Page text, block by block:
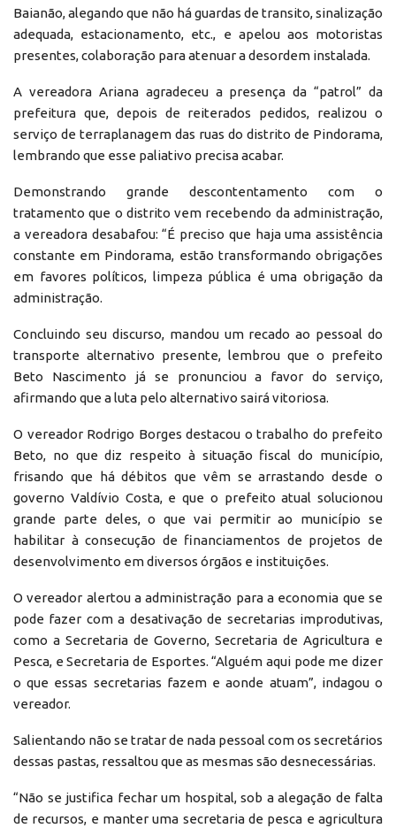
Baianão, alegando que não há guardas de transito, sinalização
adequada, estacionamento, etc., e apelou aos motoristas
presentes, colaboração para atenuar a desordem instalada.
A vereadora Ariana agradeceu a presença da “patrol” da
prefeitura que, depois de reiterados pedidos, realizou o
serviço de terraplanagem das ruas do distrito de Pindorama,
lembrando que esse paliativo precisa acabar.
Demonstrando grande descontentamento com o
tratamento que o distrito vem recebendo da administração,
a vereadora desabafou: “É preciso que haja uma assistência
constante em Pindorama, estão transformando obrigações
em favores políticos, limpeza pública é uma obrigação da
administração.
Concluindo seu discurso, mandou um recado ao pessoal do
transporte alternativo presente, lembrou que o prefeito
Beto Nascimento já se pronunciou a favor do serviço,
afirmando que a luta pelo alternativo sairá vitoriosa.
O vereador Rodrigo Borges destacou o trabalho do prefeito
Beto, no que diz respeito à situação fiscal do município,
frisando que há débitos que vêm se arrastando desde o
governo Valdívio Costa, e que o prefeito atual solucionou
grande parte deles, o que vai permitir ao município se
habilitar à consecução de financiamentos de projetos de
desenvolvimento em diversos órgãos e instituições.
O vereador alertou a administração para a economia que se
pode fazer com a desativação de secretarias improdutivas,
como a Secretaria de Governo, Secretaria de Agricultura e
Pesca, e Secretaria de Esportes. “Alguém aqui pode me dizer
o que essas secretarias fazem e aonde atuam”, indagou o
vereador.
Salientando não se tratar de nada pessoal com os secretários
dessas pastas, ressaltou que as mesmas são desnecessárias.
“Não se justifica fechar um hospital, sob a alegação de falta
de recursos, e manter uma secretaria de pesca e agricultura